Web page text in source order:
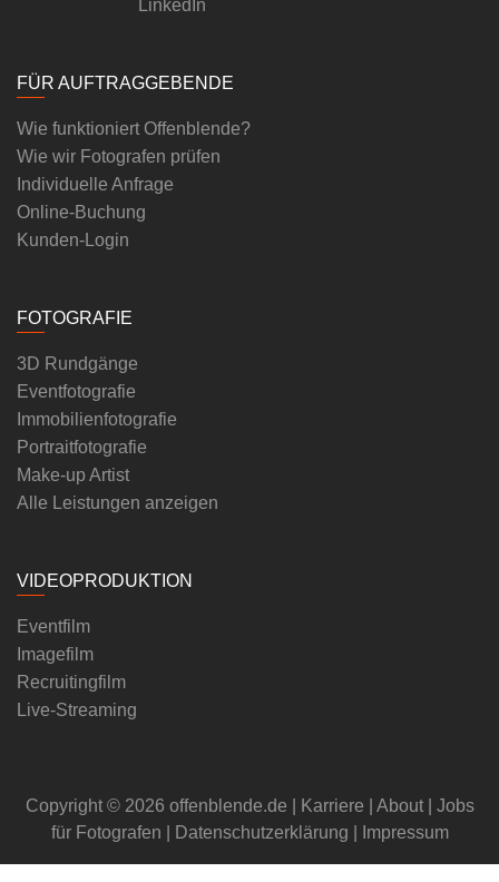
FÜR AUFTRAGGEBENDE
Wie funktioniert Offenblende?
Wie wir Fotografen prüfen
Individuelle Anfrage
Online-Buchung
Kunden-Login
FOTOGRAFIE
3D Rundgänge
Eventfotografie
Immobilienfotografie
Portraitfotografie
Make-up Artist
Alle Leistungen anzeigen
VIDEOPRODUKTION
Eventfilm
Imagefilm
Recruitingfilm
Live-Streaming
Copyright © 2026 offenblende.de | Karriere About| Jobs
für Fotografen
Datenschutzerklärung Impressum